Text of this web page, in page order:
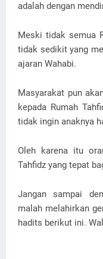
adalah dengan
Meski tidak semua
tidak sedikit yang
ajaran Wahabi.
Masyarakat pun
kepada Rumah
tidak ingin anaknya
Oleh karena itu
Tahfidz yang tepat
Jangan sampai
malah melahirkan
hadits berikut ini.